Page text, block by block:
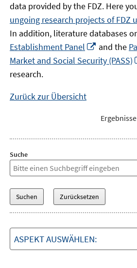
data provided by the FDZ. Here
ungoing research projects of FDZ
In addition, literature databases
Establishment Panel
In
neuem
Fenster
and the
Market and Social Security (PASS)
research.
Zurück zur Übersicht
Suche
ASPEKT AUSWÄHLEN: